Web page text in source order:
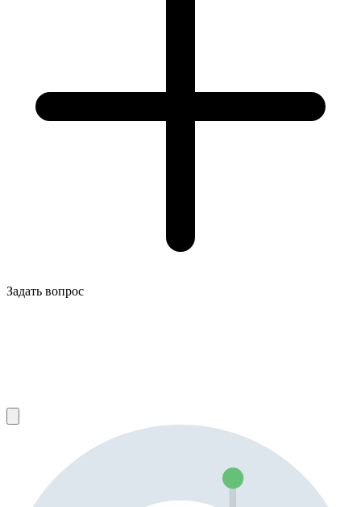
Задать вопрос